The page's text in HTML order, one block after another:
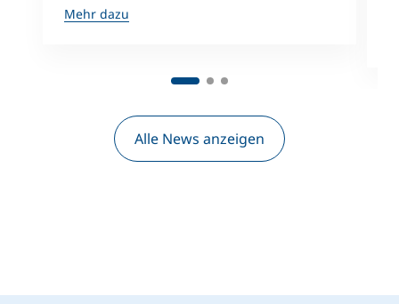
Mehr dazu
Alle News anzeigen